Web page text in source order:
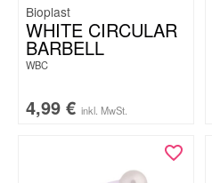
Bioplast
WHITE CIRCULAR
BARBELL
WBC
4,99 € inkl. MwSt.